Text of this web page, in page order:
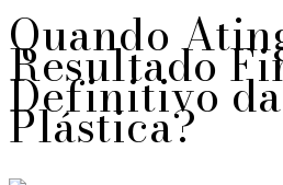
Quando
Resultado
Definitivo
Plástica?